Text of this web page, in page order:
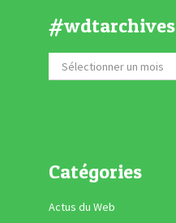
#wdtarchives
Catégories
Actus du Web